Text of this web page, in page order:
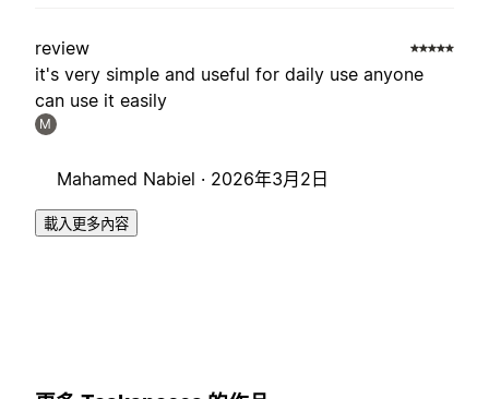
review
it's very simple and useful for daily use anyone
can use it easily
M
Mahamed Nabiel · 2026年3月2日
載入更多內容